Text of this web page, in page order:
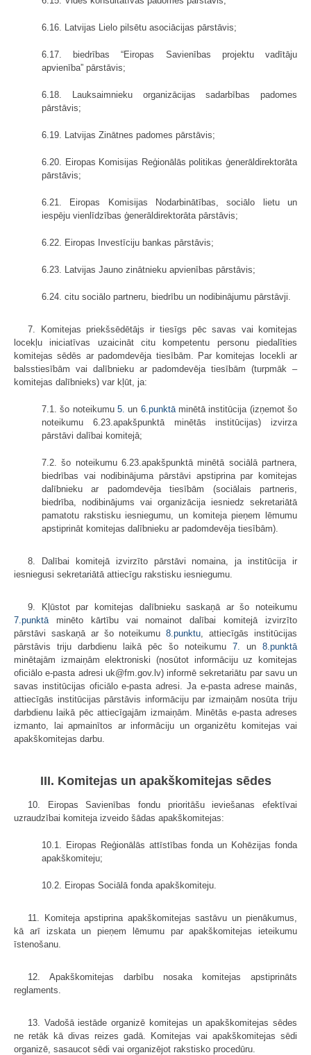
6.16. Latvijas Lielo pilsētu asociācijas pārstāvis;
6.17. biedrības “Eiropas Savienības projektu vadītāju
apvienība” pārstāvis;
6.18. Lauksaimnieku organizācijas sadarbības padomes
pārstāvis;
6.19. Latvijas Zinātnes padomes pārstāvis;
6.20. Eiropas Komisijas Reģionālās politikas ģenerāldirektorāta
pārstāvis;
6.21. Eiropas Komisijas Nodarbinātības, sociālo lietu un
iespēju vienlīdzības ģenerāldirektorāta pārstāvis;
6.22. Eiropas Investīciju bankas pārstāvis;
6.23. Latvijas Jauno zinātnieku apvienības pārstāvis;
6.24. citu sociālo partneru, biedrību un nodibinājumu pārstāvji.
7. Komitejas priekšsēdētājs ir tiesīgs pēc savas vai komitejas
locekļu ini­ciatīvas uzai­cināt citu kompetentu personu piedalīties
komitejas sēdēs ar padom­devēja tiesībām. Par komitejas locekli ar
balsstiesībām vai dalībnieku ar padomdevēja tiesībām (turpmāk –
komitejas dalībnieks) var kļūt, ja:
7.1. šo noteikumu 5.un 6.punktāminētā institūcija (izņemot šo
noteikumu 6.23.apakšpunktā minētās institūcijas) izvirza
pārstāvi dalībai komitejā;
7.2. šo noteikumu 6.23.apakšpunktā minētā sociālā partnera,
biedrības vai nodi­binājuma pārstāvi apstiprina par komitejas
dalībnieku ar padomdevēja tie­sībām (sociālais partneris,
biedrība, nodibinājums vai organizācija iesniedz sek­re­ta­riātā
pamatotu rakstisku iesniegumu, un komiteja pieņem lēmumu
apstip­rināt komitejas dalībnieku ar padomdevēja tiesībām).
8. Dalībai komitejā izvirzīto pārstāvi nomaina, ja institūcija ir
iesniegusi sekretariātā attiecīgu rakstisku iesniegumu.
9. Kļūstot par komitejas dalībnieku saskaņā ar šo noteikumu
7.punktāminēto kārtību vai nomainot dalībai komitejā izvirzīto
pārstāvi saskaņā ar šo noteikumu8.punktu, attiecīgās institūcijas
pārstāvis triju darbdienu laikā pēc šo noteikumu 7. un 8.punktā
minētajām izmaiņām elektroniski (nosūtot informāciju uz komitejas
oficiālo e-pasta adresi uk@fm.gov.lv) informē sekretariātu par savu un
savas institūcijas oficiālo e-pasta adresi. Ja e-pasta adrese mainās,
attiecīgās institūcijas pārstāvis informāciju par izmaiņām nosūta triju
darbdienu laikā pēc attiecīgajām izmaiņām. Minētās e-pasta adreses
izmanto, lai apmai­nītos ar informāciju un organizētu komitejas vai
apakškomitejas darbu.
III. Komitejas un apakškomitejas sēdes
10. Eiropas Savienības fondu prioritāšu ieviešanas efektīvai
uzraudzībai komiteja izveido šādas apakškomitejas:
10.1. Eiropas Reģionālās attīstības fonda un Kohēzijas fonda
apakš­komiteju;
10.2. Eiropas Sociālā fonda apakškomiteju.
11. Komiteja apstiprina apakškomitejas sastāvu un pienākumus,
kā arī izskata un pieņem lēmumu par apakškomitejas ieteikumu
īstenošanu.
12. Apakškomitejas darbību nosaka komitejas apstiprināts
reglaments.
13. Vadošā iestāde organizē komitejas un apakškomitejas sēdes
ne retāk kā divas reizes gadā. Komitejas vai apakškomitejas sēdi
organizē, sasaucot sēdi vai organizējot rakstisko procedūru.